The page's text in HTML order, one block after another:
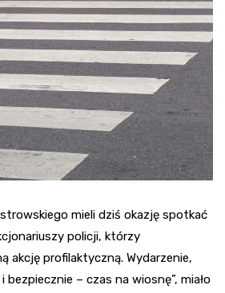
mieli dziś okazję spotkać
policji, którzy
akcję profilaktyczną. Wydarzenie,
bezpiecznie – czas na wiosnę”, miało